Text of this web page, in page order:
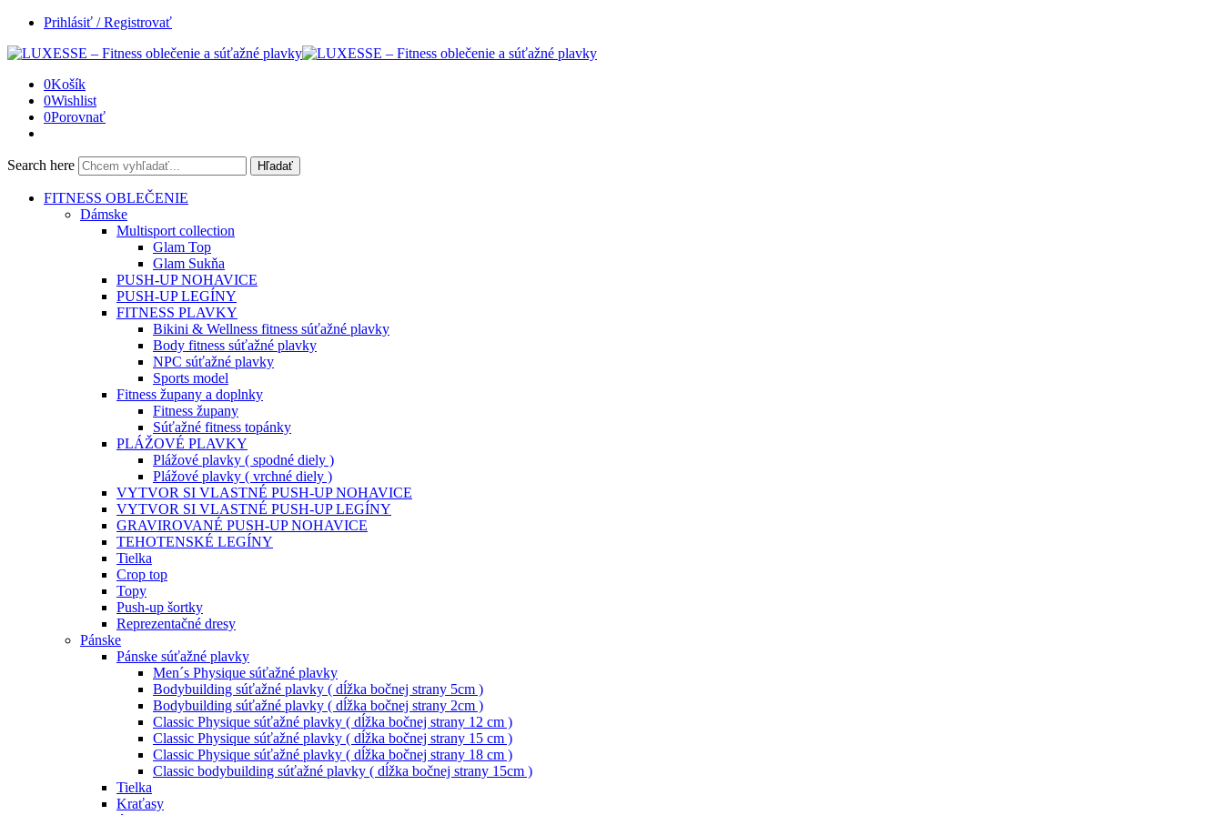
Prihlásiť / Registrovať
0Košík
0Wishlist
0Porovnať
Search here Hľadať
FITNESS OBLEČENIE
Dámske
Multisport collection
Glam Top
Glam Sukňa
PUSH-UP NOHAVICE
PUSH-UP LEGÍNY
FITNESS PLAVKY
Bikini & Wellness fitness súťažné plavky
Body fitness súťažné plavky
NPC súťažné plavky
Sports model
Fitness župany a doplnky
Fitness župany
Súťažné fitness topánky
PLÁŽOVÉ PLAVKY
Plážové plavky ( spodné diely )
Plážové plavky ( vrchné diely )
VYTVOR SI VLASTNÉ PUSH-UP NOHAVICE
VYTVOR SI VLASTNÉ PUSH-UP LEGÍNY
GRAVIROVANÉ PUSH-UP NOHAVICE
TEHOTENSKÉ LEGÍNY
Tielka
Crop top
Topy
Push-up šortky
Reprezentačné dresy
Pánske
Pánske súťažné plavky
Men´s Physique súťažné plavky
Bodybuilding súťažné plavky ( dĺžka bočnej strany 5cm )
Bodybuilding súťažné plavky ( dĺžka bočnej strany 2cm )
Classic Physique súťažné plavky ( dĺžka bočnej strany 12 cm )
Classic Physique súťažné plavky ( dĺžka bočnej strany 15 cm )
Classic Physique súťažné plavky ( dĺžka bočnej strany 18 cm )
Classic bodybuilding súťažné plavky ( dĺžka bočnej strany 15cm )
Tielka
Kraťasy